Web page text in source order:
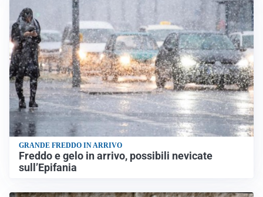
GRANDE FREDDO IN ARRIVO
Freddo e gelo in arrivo, possibili nevicate
sull’Epifania